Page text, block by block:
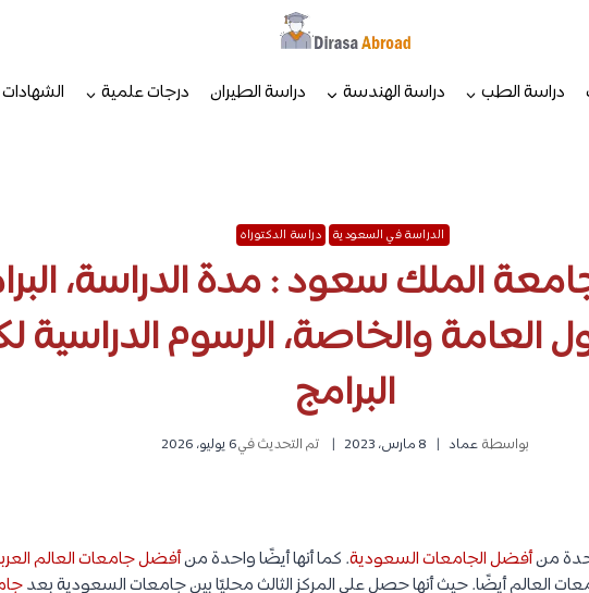
دراسة الطب دراسة الهندسة دراسة الطيران درجات علمية الشهادات
الدراسة في السعودية دراسة الدكتوراه
الملك سعود : مدة الدراسة،
العامة والخاصة، الرسوم الدراسية
البرامج
بواسطة عماد 8 مارس، 2023 تم التحديث في6 يوليو، 2026
منأفضل الجامعات السعودية. كما أنها أيضًا واحدة منأفضل جامعات العالم
العالم أيضًا. حيث أنها حصل على المركز الثالث محليًا بين جامعات السعودية بعد